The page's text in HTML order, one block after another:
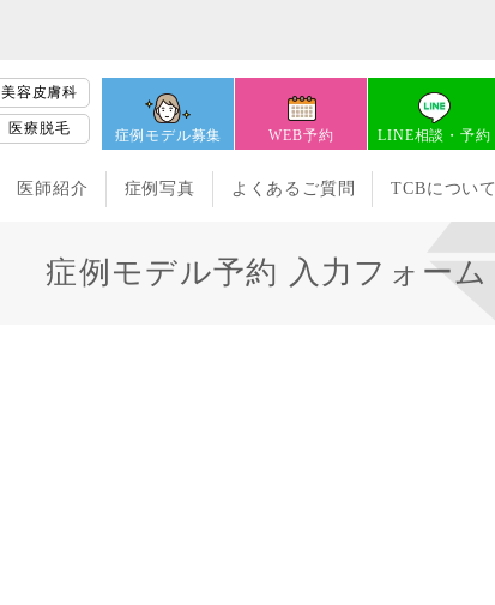
美容皮膚科
医療脱毛 症例モデル募集 WEB予約 LINE相談・予約
医師紹介 症例写真 よくあるご質問 TCBについて
症例モデル予約 入力フォーム